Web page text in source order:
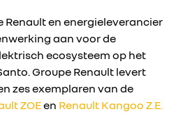
Renault en energieleverancier
aan voor de
ecosysteem op het
Groupe Renault levert
zes exemplaren van de
ZOEen Renault Kangoo Z.E.